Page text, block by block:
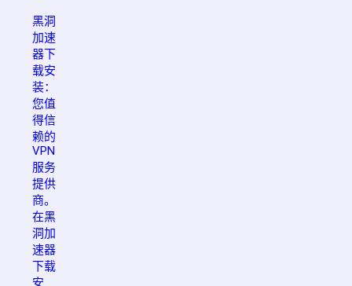
黑洞
加速
器下
载安
装：
您值
得信
赖的
VPN
服务
提供
商。
在黑
洞加
速器
下载
安